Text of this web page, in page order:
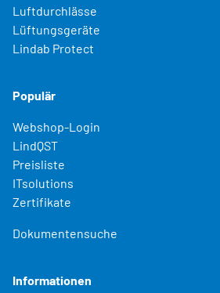
Luftdurchlässe
Lüftungsgeräte
Lindab Protect
Populär
Webshop-Login
LindQST
Preisliste
ITsolutions
Zertifikate
Dokumentensuche
Informationen